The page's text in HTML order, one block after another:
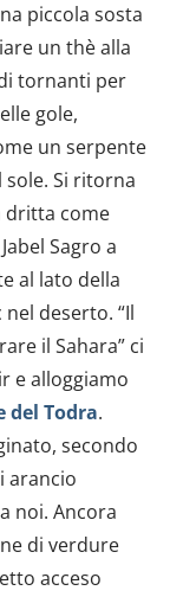
piccola sosta
un thè alla
tornanti per
gole,
un serpente
Si ritorna
dritta come
Sagro a
al lato della
deserto. “Il
il Sahara” ci
e alloggiamo
del Todra.
secondo
arancio
noi. Ancora
di verdure
acceso